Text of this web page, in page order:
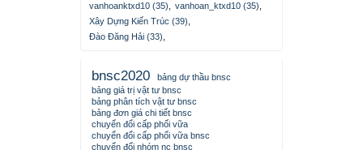
vanhoanktxd10 (35)
vanhoan_ktxd10 (35)
Xây Dựng Kiến Trúc (39)
Đào Đăng Hải (33)
bnsc2020
bảng dự thầu bnsc
bảng giá trị vật tư bnsc
bảng phân tích vật tư bnsc
bảng đơn giá chi tiết bnsc
chuyển đổi cấp phối vữa
chuyển đổi cấp phối vữa bnsc
chuyển đổi nhóm nc bnsc